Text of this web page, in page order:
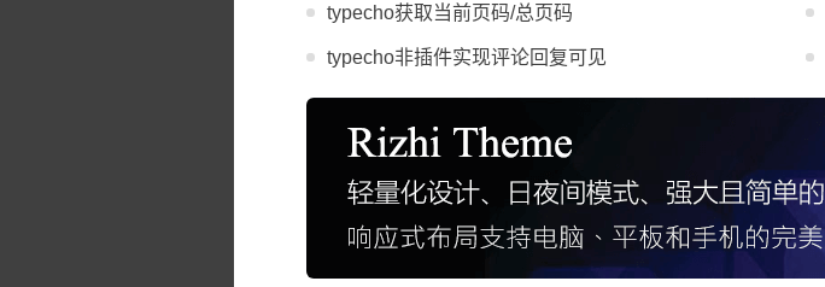
typecho获取当前页码/总页码
typecho非插件实现评论回复可见